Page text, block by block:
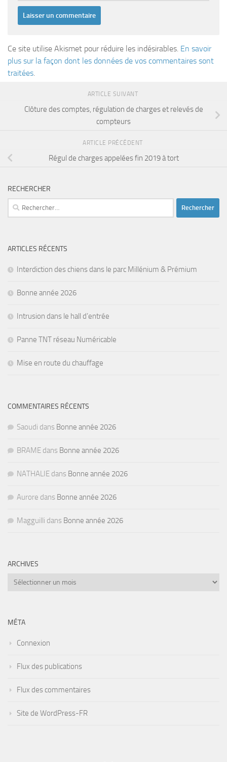
Ce site utilise Akismet pour réduire les indésirables. En savoir
plus sur la façon dont les données de vos commentaires sont
traitées.
ARTICLE SUIVANT
Clôture des comptes, régulation de charges et relevés de
compteurs
ARTICLE PRÉCÉDENT
Régul de charges appelées fin 2019 à tort
RECHERCHER
Rechercher :
ARTICLES RÉCENTS
Interdiction des chiens dans le parc Millénium & Prémium
Bonne année 2026
Intrusion dans le hall d’entrée
Panne TNT réseau Numéricable
Mise en route du chauffage
COMMENTAIRES RÉCENTS
Saoudi dans Bonne année 2026
BRAME dans Bonne année 2026
NATHALIE dans Bonne année 2026
Aurore dans Bonne année 2026
Magguilli dans Bonne année 2026
ARCHIVES
Archives
MÉTA
Connexion
Flux des publications
Flux des commentaires
Site de WordPress-FR